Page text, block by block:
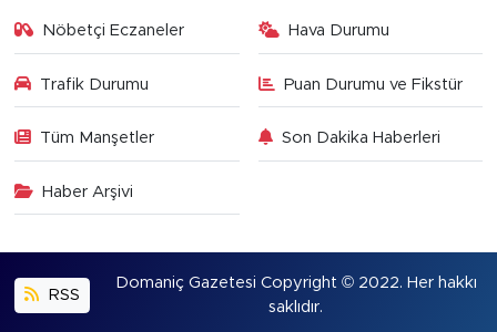
Nöbetçi Eczaneler Hava Durumu
Trafik Durumu Puan Durumu ve Fikstür
Tüm Manşetler Son Dakika Haberleri
Haber Arşivi
RSS
Domaniç Gazetesi Copyright © 2022. Her hakkı
saklıdır.